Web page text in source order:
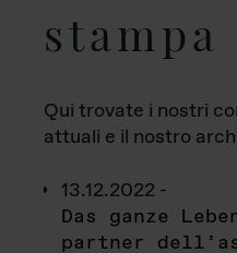
stampa
Qui trovate i nostri
attuali e il nostro
13.12.2022 -
Das ganze
partner